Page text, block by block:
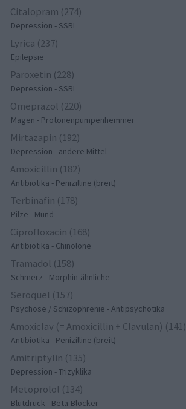
Citalopram (274)
Depression - SSRI
Lyrica (237)
Epilepsie
Paroxetin (228)
Depression - SSRI
Omeprazol (220)
Magen - Protonenpumpenhemmer
Mirtazapin (192)
Depression - andere Mittel
Amoxicillin (182)
Antibiotika - Penizilline (breit)
Terbinafin (178)
Pilze - Mund
Ciprofloxacin (168)
Antibiotika - Chinolone
Tramadol (158)
Schmerz - Morphin-ähnliche
Seroquel (157)
Psychose / Schizophrenie - Antipsychotika
Amoxiclav (= Amoxicillin + Clavulan) (141)
Antibiotika - Penizilline (breit)
Amitriptylin (135)
Depression - Trizyklika
Metoprolol (134)
Blutdruck - Beta-Blocker